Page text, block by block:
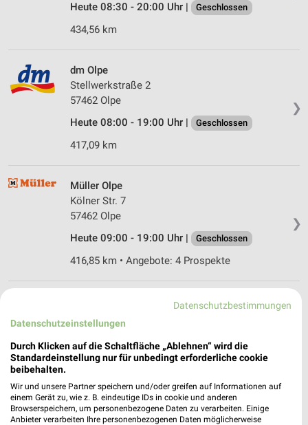
Heute 08:30 - 20:00 Uhr |
Geschlossen
434,56 km
❯
dm Olpe
Stellwerkstraße 2
57462 Olpe
Heute 08:00 - 19:00 Uhr |
Geschlossen
417,09 km
❯
Müller Olpe
Kölner Str. 7
57462 Olpe
Heute 09:00 - 19:00 Uhr |
Geschlossen
416,85 km • Angebote: 4 Prospekte
Martinstr. 28-34
57462 Olpe
Heute 08:00 - 19:00 Uhr | Geschlossen
dm Freudenberg
Datenschutzbestimmungen
Datenschutzeinstellungen
Durch Klicken auf die Schaltfläche „Ablehnen“ wird die
Standardeinstellung nur für unbedingt erforderliche cookie
beibehalten.
Wir und unsere Partner speichern und/oder greifen auf Informationen auf
einem Gerät zu, wie z. B. eindeutige IDs in cookie und anderen
Browserspeichern, um personenbezogene Daten zu verarbeiten. Einige
Anbieter verarbeiten Ihre personenbezogenen Daten möglicherweise